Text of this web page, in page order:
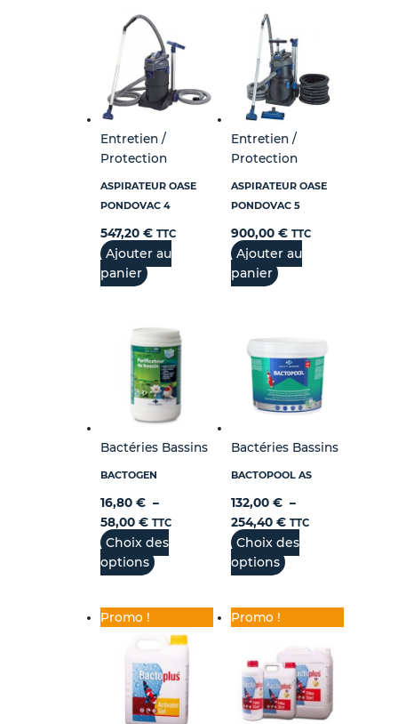
Entretien /
Protection
ASPIRATEUR OASE
PONDOVAC 4
547,20 € TTC
Ajouter au
panier
Entretien /
Protection
ASPIRATEUR OASE
PONDOVAC 5
900,00 € TTC
Ajouter au
panier
Bactéries Bassins
BACTOGEN
16,80 € –
58,00 € TTC
Choix des
options
Bactéries Bassins
BACTOPOOL AS
132,00 € –
254,40 € TTC
Choix des
options
Promo ! Promo !